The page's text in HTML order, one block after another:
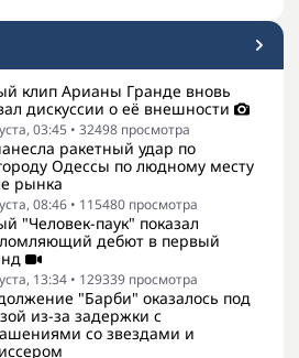
клип Арианы Гранде вновь
дискуссии о её внешности
03:45 • 32498 просмотра
ракетный удар по
Одессы по людному месту
рынка
08:46 • 115480 просмотра
"Человек-паук" показал
дебют в первый
13:34 • 129339 просмотра
"Барби" оказалось под
из-за задержки с
со звездами и